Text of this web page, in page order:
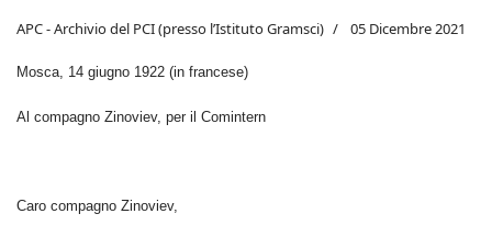
APC - Archivio del PCI (presso l’Istituto Gramsci) 05 Dicembre 2021
Mosca, 14 giugno 1922 (in francese)
Al compagno Zinoviev, per il Comintern
Caro compagno Zinoviev,